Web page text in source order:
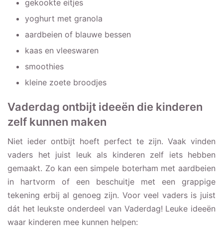
gekookte eitjes
yoghurt met granola
aardbeien of blauwe bessen
kaas en vleeswaren
smoothies
kleine zoete broodjes
Vaderdag ontbijt ideeën die kinderen
zelf kunnen maken
Niet ieder ontbijt hoeft perfect te zijn. Vaak vinden
vaders het juist leuk als kinderen zelf iets hebben
gemaakt. Zo kan een simpele boterham met aardbeien
in hartvorm of een beschuitje met een grappige
tekening erbij al genoeg zijn. Voor veel vaders is juist
dát het leukste onderdeel van Vaderdag! Leuke ideeën
waar kinderen mee kunnen helpen: